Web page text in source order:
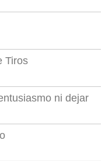
Tiros
ni dejar